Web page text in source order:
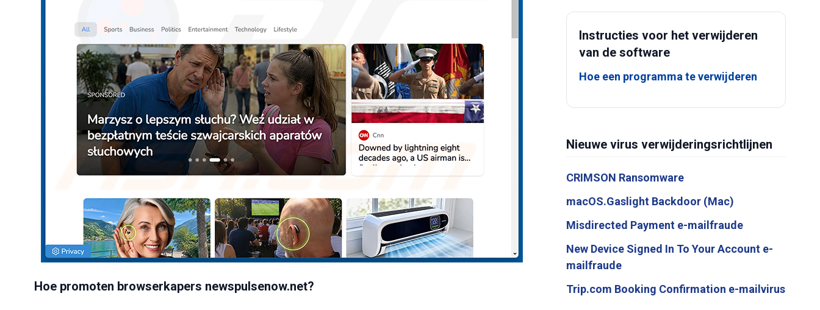
Hoe promoten browserkapers newspulsenow.net?
Instructies voor het verwijderen
van de software
Hoe een programma te verwijderen
Nieuwe virus verwijderingsrichtlijnen
CRIMSON Ransomware
macOS.Gaslight Backdoor (Mac)
Misdirected Payment e-mailfraude
New Device Signed In To Your Account e-
mailfraude
Trip.com Booking Confirmation e-mailvirus